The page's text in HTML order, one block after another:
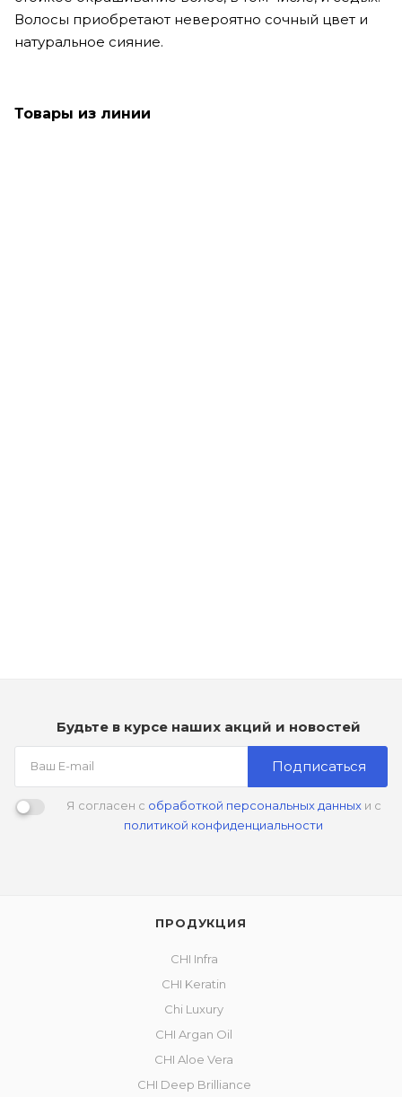
Волосы приобретают невероятно сочный цвет и
натуральное сияние.
Товары из линии
Будьте в курсе наших акций и новостей
Подписаться
Я согласен с обработкой персональных данныхи с
политикой конфиденциальности
ПРОДУКЦИЯ
CHI Infra
CHI Keratin
Chi Luxury
CHI Argan Oil
CHI Aloe Vera
CHI Deep Brilliance